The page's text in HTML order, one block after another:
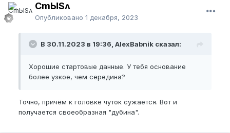
CmЫSʌ
Опубликовано 1 декабря, 2023
В 30.11.2023 в 19:36, AlexBabnik сказал:
Хорошие стартовые данные. У тебя основание
более узкое, чем середина?
Точно, причём к головке чуток сужается. Вот и
получается своеобразная "дубина".